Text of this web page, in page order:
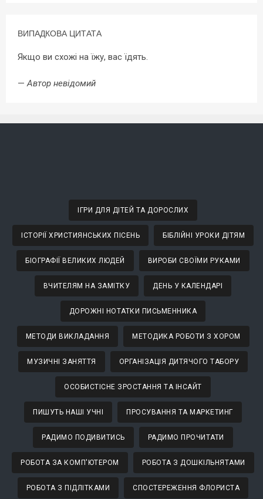
ВИПАДКОВА ЦИТАТА
Якщо ви схожі на їжу, вас їдять.
—Автор невідомий
ІГРИ ДЛЯ ДІТЕЙ ТА ДОРОСЛИХ
ІСТОРІЇ ХРИСТИЯНСЬКИХ ПІСЕНЬ БІБЛІЙНІ УРОКИ ДІТЯМ
БІОГРАФІЇ ВЕЛИКИХ ЛЮДЕЙ ВИРОБИ СВОЇМИ РУКАМИ
ВЧИТЕЛЯМ НА ЗАМІТКУ ДЕНЬ У КАЛЕНДАРІ
ДОРОЖНІ НОТАТКИ ПИСЬМЕННИКА
МЕТОДИ ВИКЛАДАННЯ МЕТОДИКА РОБОТИ З ХОРОМ
МУЗИЧНІ ЗАНЯТТЯ ОРГАНІЗАЦІЯ ДИТЯЧОГО ТАБОРУ
ОСОБИСТІСНЕ ЗРОСТАННЯ ТА ІНСАЙТ
ПИШУТЬ НАШІ УЧНІ ПРОСУВАННЯ ТА МАРКЕТИНГ
РАДИМО ПОДИВИТИСЬ РАДИМО ПРОЧИТАТИ
РОБОТА ЗА КОМП'ЮТЕРОМ РОБОТА З ДОШКІЛЬНЯТАМИ
РОБОТА З ПІДЛІТКАМИ СПОСТЕРЕЖЕННЯ ФЛОРИСТА